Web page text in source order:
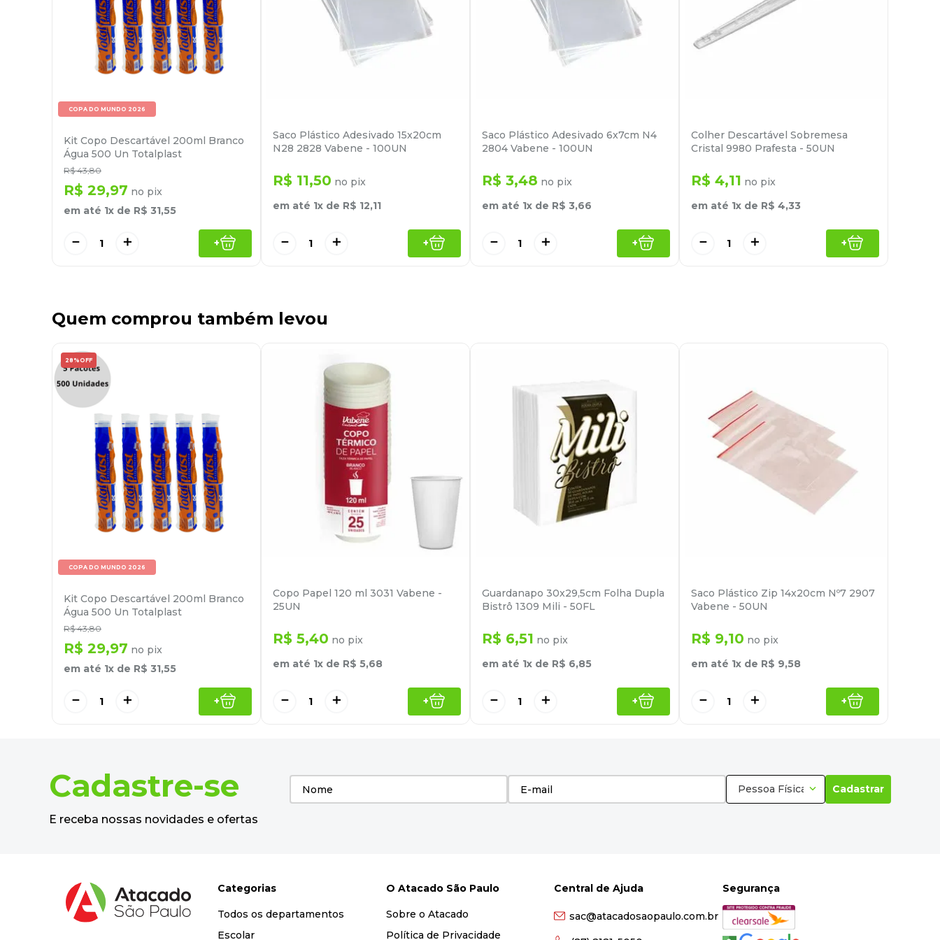
COPA DO MUNDO 2026
Kit Copo Descartável 200ml Branco
Água 500 Un Totalplast
R$ 43,80
R$ 29,97 no pix
em até 1x de R$ 31,55
＋
－ +
Saco Plástico Adesivado 15x20cm
N28 2828 Vabene - 100UN
R$ 11,50 no pix
em até 1x de R$ 12,11
＋
－ +
Saco Plástico Adesivado 6x7cm N4
2804 Vabene - 100UN
R$ 3,48 no pix
em até 1x de R$ 3,66
＋
－ +
Colher Descartável Sobremesa
Cristal 9980 Prafesta - 50UN
R$ 4,11 no pix
em até 1x de R$ 4,33
＋
－ +
Quem comprou também levou
28% OFF
COPA DO MUNDO 2026
Kit Copo Descartável 200ml Branco
Água 500 Un Totalplast
R$ 43,80
R$ 29,97 no pix
em até 1x de R$ 31,55
＋
－ +
Copo Papel 120 ml 3031 Vabene -
25UN
R$ 5,40 no pix
em até 1x de R$ 5,68
＋
－ +
Guardanapo 30x29,5cm Folha Dupla
Bistrô 1309 Mili - 50FL
R$ 6,51 no pix
em até 1x de R$ 6,85
＋
－ +
Saco Plástico Zip 14x20cm Nº7 2907
Vabene - 50UN
R$ 9,10 no pix
em até 1x de R$ 9,58
＋
－ +
Cadastre-se
E receba nossas novidades e ofertas
Pessoa Física Cadastrar
Categorias
Todos os departamentos
Escolar
O Atacado São Paulo
Sobre o Atacado
Política de Privacidade
Central de Ajuda
sac@atacadosaopaulo.com.br
Segurança